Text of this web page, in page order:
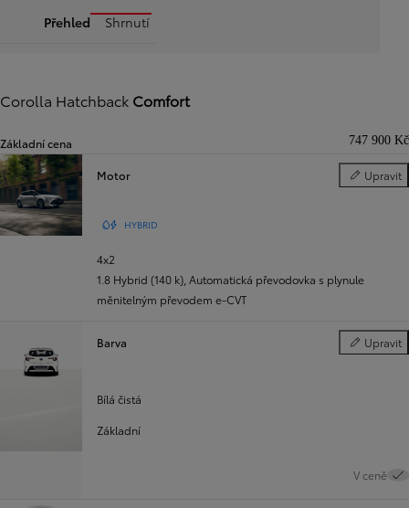
Přehled Shrnutí
Corolla Hatchback Comfort
Základní cena 747 900 Kč
Motor Upravit
Motor
HYBRID
4x2
1.8 Hybrid (140 k), Automatická převodovka s plynule
měnitelným převodem e-CVT
Barva Upravit
Barva
Bílá čistá
Základní
V ceně